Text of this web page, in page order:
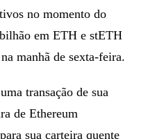
no momento do
em ETH e stETH
manhã de sexta-feira.
transação de sua
de Ethereum
sua carteira quente